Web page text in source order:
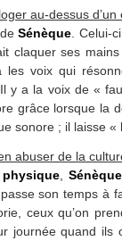
au-dessus
Sénèque . Celui-
claquer ses mains
voix qui
y a la voix de «
grâce lorsque la
sonore ; il laisse «
abuser de la
Sénèque
son temps à
ceux qu’on
journée quand ils